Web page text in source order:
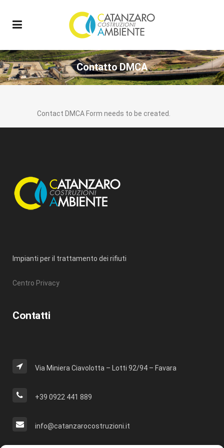
Contatto DMCA
Contact DMCA Form needs to be created.
Impianti per il trattamento dei rifiuti
Centro Privacy
Contatti
Via Miniera Ciavolotta – Lotti 92/94 – Favara
+39 0922 441 889
info@catanzarocostruzioni.it